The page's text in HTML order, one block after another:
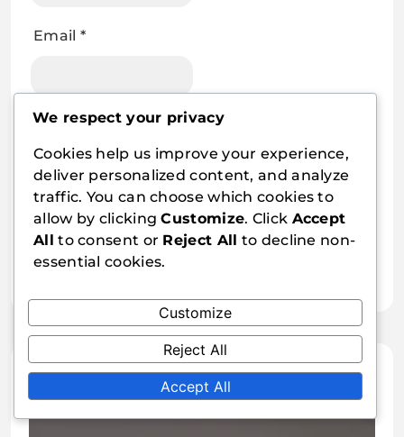
Email *
Website
Save my name, email, and website in this
browser for the next time I comment.
Related Articles
We respect your privacy
Cookies help us improve your experience,
deliver personalized content, and analyze
traffic. You can choose which cookies to
allow by clickingCustomize. Click Accept
All to consent or Reject All to decline non-
essential cookies.
Customize
Reject All
Accept All